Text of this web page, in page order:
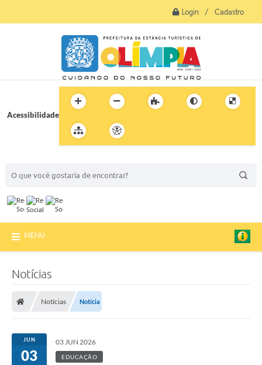
Login / Cadastro
Acessibilidade
MENU
Notícias
Notícias Notícia
JUN
03
03 JUN 2026
EDUCAÇÃO